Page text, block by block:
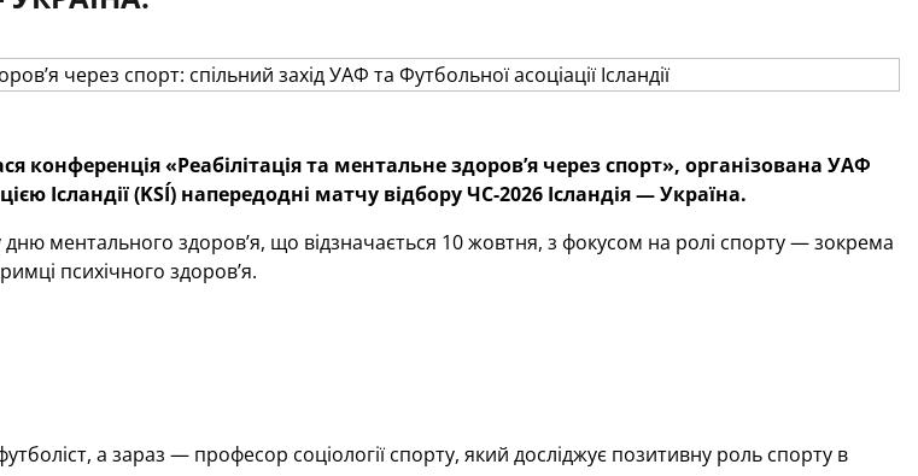
конференція «Реабілітація та ментальне здоровʼя через спорт», організована УАФ
Ісландії (KSÍ) напередодні матчу відбору ЧС-2026 Ісландія — Україна.
дню ментального здоров’я, що відзначається 10 жовтня, з фокусом на ролі спорту — зокрема
психічного здоров’я.
а зараз — професор соціології спорту, який досліджує позитивну роль спорту в